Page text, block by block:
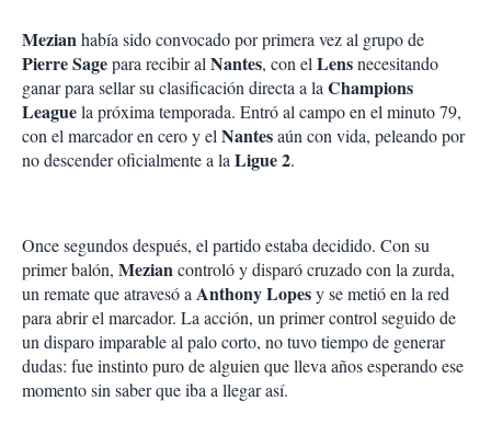
Mezianhabía sido convocado por primera vez al grupo de
Pierre Sagepara recibir alNantes, con elLensnecesitando
ganar para sellar su clasificación directa a laChampions
Leaguela próxima temporada. Entró al campo en el minuto 79,
con el marcador en cero y elNantesaún con vida, peleando por
no descender oficialmente a laLigue 2.
Once segundos después, el partido estaba decidido. Con su
primer balón, Meziancontroló y disparó cruzado con la zurda,
un remate que atravesó aAnthony Lopesy se metió en la red
para abrir el marcador. La acción, un primer control seguido de
un disparo imparable al palo corto, no tuvo tiempo de generar
dudas: fue instinto puro de alguien que lleva años esperando ese
momento sin saber que iba a llegar así.